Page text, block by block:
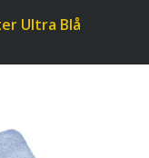
Ultra Blå